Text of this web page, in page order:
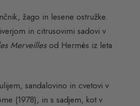
žago in lesene ostružke.
in citrusovimi sadovi v
Merveillesod Hermès iz leta
sandalovino in cvetovi v
(1978), in s sadjem, kot v